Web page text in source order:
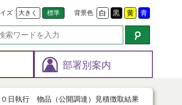
ズ 大きく 標準 背景色 白 黒 黄 青
部署別案内
日執行 物品（公開調達）見積徴取結果